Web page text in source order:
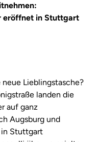
eröffnet in Stuttgart
Lieblingstasche?
landen die
auf ganz
Augsburg und
in Stuttgart